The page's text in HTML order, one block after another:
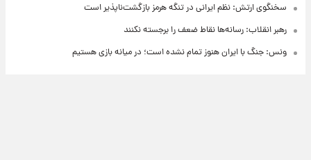
سخنگوی ارتش: نظم ایرانی در تنگه هرمز بازگشت‌ناپذیر است
رهبر انقلاب: رسانه‌ها نقاط ضعف را برجسته نکنند
ونس: جنگ با ایران هنوز تمام نشده است؛ در میانه بازی هستیم